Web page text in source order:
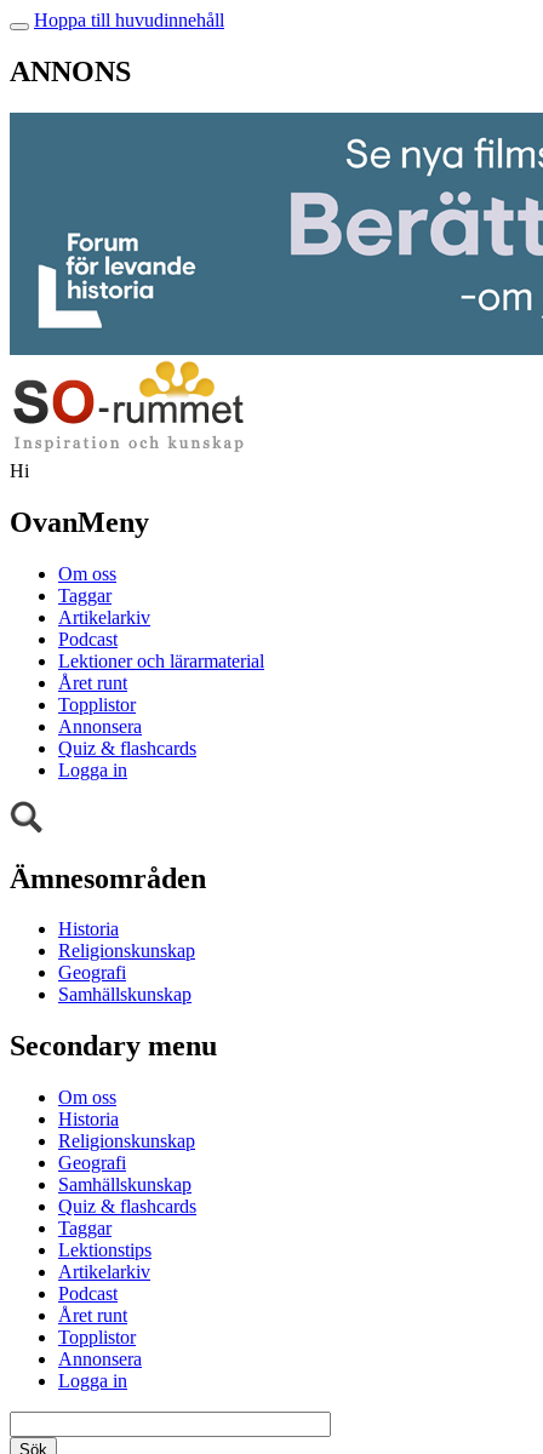
Hoppa till huvudinnehåll
ANNONS
Hi
OvanMeny
Om oss
Taggar
Artikelarkiv
Podcast
Lektioner och lärarmaterial
Året runt
Topplistor
Annonsera
Quiz & flashcards
Logga in
Ämnesområden
Historia
Religionskunskap
Geografi
Samhällskunskap
Secondary menu
Om oss
Historia
Religionskunskap
Geografi
Samhällskunskap
Quiz & flashcards
Taggar
Lektionstips
Artikelarkiv
Podcast
Året runt
Topplistor
Annonsera
Logga in